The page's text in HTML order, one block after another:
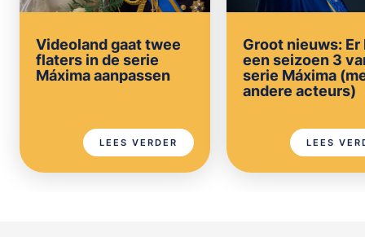
Videoland gaat twee
flaters in de serie
Máxima aanpassen
LEES VERDER
Groot nieuws: Er
een seizoen 3
serie Máxima
andere acteurs)
LEES